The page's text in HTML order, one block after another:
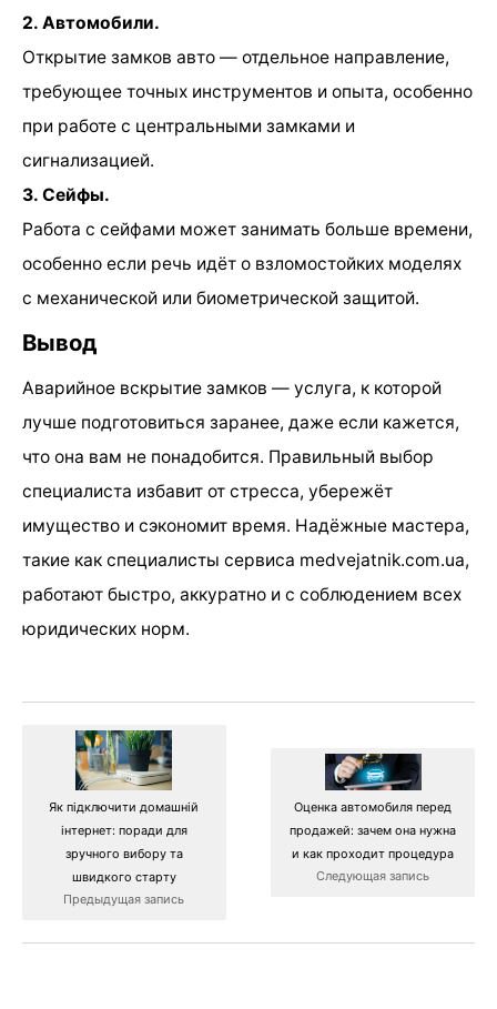
2. Автомобили.
Открытие замков авто — отдельное направление,
требующее точных инструментов и опыта, особенно
при работе с центральными замками и
сигнализацией.
3. Сейфы.
Работа с сейфами может занимать больше времени,
особенно если речь идёт о взломостойких моделях
с механической или биометрической защитой.
Вывод
Аварийное вскрытие замков — услуга, к которой
лучше подготовиться заранее, даже если кажется,
что она вам не понадобится. Правильный выбор
специалиста избавит от стресса, убережёт
имущество и сэкономит время. Надёжные мастера,
такие как специалисты сервиса medvejatnik.com.ua,
работают быстро, аккуратно и с соблюдением всех
юридических норм.
Як підключити домашній
інтернет: поради для
зручного вибору та
швидкого старту
Предыдущая запись
Оценка автомобиля перед
продажей: зачем она нужна
и как проходит процедура
Следующая запись